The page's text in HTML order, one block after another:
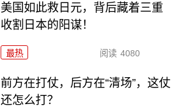
美国如此救日元，背后藏着三重
收割日本的阳谋！
最热 阅读 4080
前方在打仗，后方在“清场”，这仗
还怎么打？